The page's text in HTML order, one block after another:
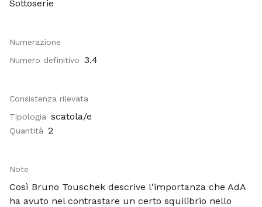
Sottoserie
Numerazione
Numero definitivo 3.4
Consistenza rilevata
Tipologia scatola/e
Quantità 2
Note
Così Bruno Touschek descrive l'importanza che AdA
ha avuto nel contrastare un certo squilibrio nello